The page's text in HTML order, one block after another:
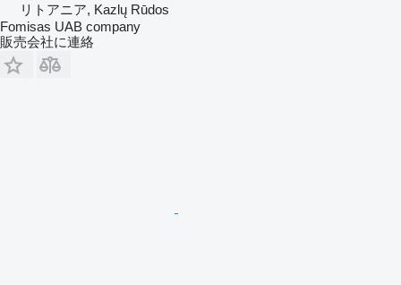
リトアニア, Kazlų Rūdos
Fomisas UAB company
販売会社に連絡